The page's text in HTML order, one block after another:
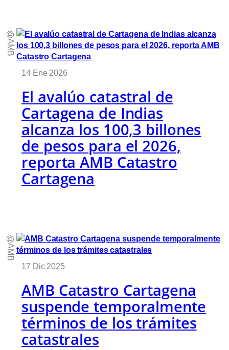
@AMB
14 Ene 2026
El avalúo catastral de
Cartagena de Indias
alcanza los 100,3 billones
de pesos para el 2026,
reporta AMB Catastro
Cartagena
@AMB
17 Dic 2025
AMB Catastro Cartagena
suspende temporalmente
términos de los trámites
catastrales